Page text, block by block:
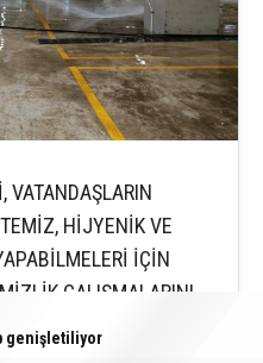
VATANDAŞLARIN
HİJYENİK VE
İÇİN
ÇALIŞMALARINI
EDİYOR.
genişletiliyor